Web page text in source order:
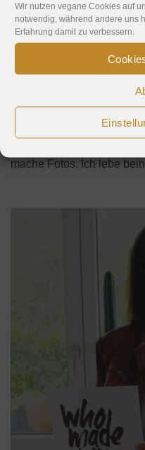
Wir nutzen vegane Cookies auf
notwendig, während andere uns
Erfahrung damit zu verbessern.
und will euch damit
bedeutet.
Nadine und ich
und sie hat mich mit dem
teste und blogge ich
Ich bin Nadine’s
mache Fotos. Ich lebe